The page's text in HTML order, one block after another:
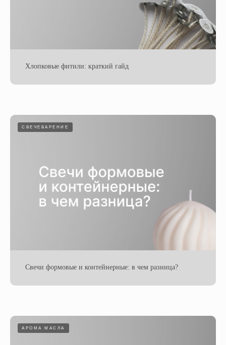
Хлопковые фитили: краткий гайд
СВЕЧЕВАРЕНИЕ
Свечи формовые и контейнерные: в чем разница?
АРОМА МАСЛА